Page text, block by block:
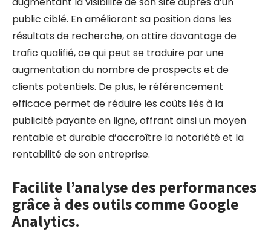
public ciblé. En améliorant sa position dans les
résultats de recherche, on attire davantage de
trafic qualifié, ce qui peut se traduire par une
augmentation du nombre de prospects et de
clients potentiels. De plus, le référencement
efficace permet de réduire les coûts liés à la
publicité payante en ligne, offrant ainsi un moyen
rentable et durable d’accroître la notoriété et la
rentabilité de son entreprise.
Facilite l’analyse des performances
grâce à des outils comme Google
Analytics.